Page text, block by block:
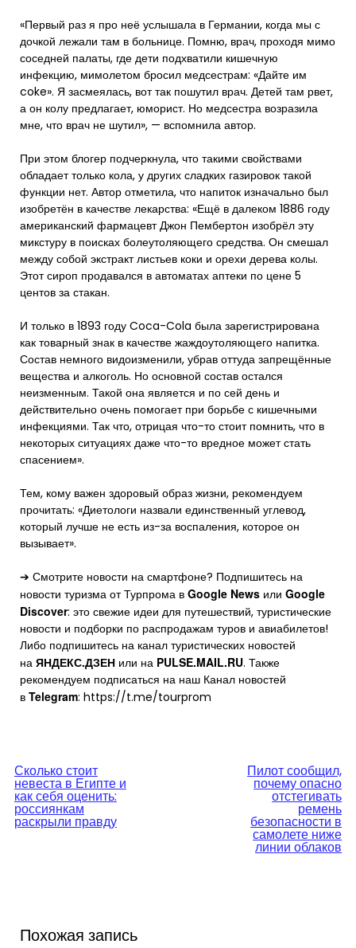
«Первый раз я про неё услышала в Германии, когда мы с
дочкой лежали там в больнице. Помню, врач, проходя мимо
соседней палаты, где дети подхватили кишечную
инфекцию, мимолетом бросил медсестрам: «Дайте им
coke». Я засмеялась, вот так пошутил врач. Детей там рвет,
а он колу предлагает, юморист. Но медсестра возразила
мне, что врач не шутил», — вспомнила автор.
При этом блогер подчеркнула, что такими свойствами
обладает только кола, у других сладких газировок такой
функции нет. Автор отметила, что напиток изначально был
изобретён в качестве лекарства: «Ещё в далеком 1886 году
американский фармацевт Джон Пембертон изобрёл эту
микстуру в поисках болеутоляющего средства. Он смешал
между собой экстракт листьев коки и орехи дерева колы.
Этот сироп продавался в автоматах аптеки по цене 5
центов за стакан.
И только в 1893 году Coca-Cola была зарегистрирована
как товарный знак в качестве жаждоутоляющего напитка.
Состав немного видоизменили, убрав оттуда запрещённые
вещества и алкоголь. Но основной состав остался
неизменным. Такой она является и по сей день и
действительно очень помогает при борьбе с кишечными
инфекциями. Так что, отрицая что-то стоит помнить, что в
некоторых ситуациях даже что-то вредное может стать
спасением».
Тем, кому важен здоровый образ жизни, рекомендуем
прочитать: «Диетологи назвали единственный углевод,
который лучше не есть из-за воспаления, которое он
вызывает».
➔ Смотрите новости на смартфоне? Подпишитесь на
новости туризма от Турпрома в Google News или Google
Discover: это свежие идеи для путешествий, туристические
новости и подборки по распродажам туров и авиабилетов!
Либо подпишитесь на канал туристических новостей
на ЯНДЕКС.ДЗЕН или на PULSE.MAIL.RU. Также
рекомендуем подписаться на наш Канал новостей
в Telegram: https://t.me/tourprom
Навигация
по
записям
Сколько стоит
невеста в Египте и
как себя оценить:
россиянкам
раскрыли правду
Пилот сообщил,
почему опасно
отстегивать
ремень
безопасности в
самолете ниже
линии облаков
Похожая запись